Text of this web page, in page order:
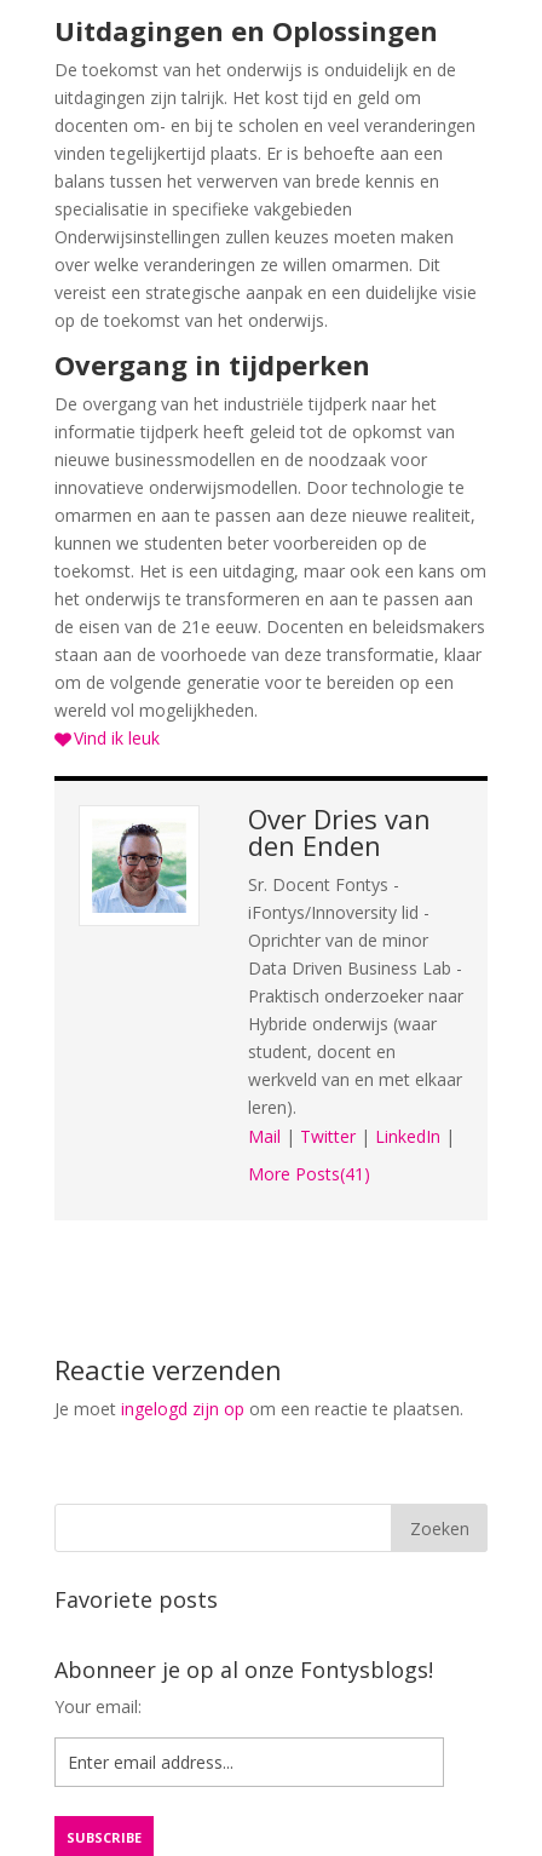
Uitdagingen en Oplossingen
De toekomst van het onderwijs is onduidelijk en de
uitdagingen zijn talrijk. Het kost tijd en geld om
docenten om- en bij te scholen en veel veranderingen
vinden tegelijkertijd plaats. Er is behoefte aan een
balans tussen het verwerven van brede kennis en
specialisatie in specifieke vakgebieden
Onderwijsinstellingen zullen keuzes moeten maken
over welke veranderingen ze willen omarmen. Dit
vereist een strategische aanpak en een duidelijke visie
op de toekomst van het onderwijs.
Overgang in tijdperken
De overgang van het industriële tijdperk naar het
informatie tijdperk heeft geleid tot de opkomst van
nieuwe businessmodellen en de noodzaak voor
innovatieve onderwijsmodellen. Door technologie te
omarmen en aan te passen aan deze nieuwe realiteit,
kunnen we studenten beter voorbereiden op de
toekomst. Het is een uitdaging, maar ook een kans om
het onderwijs te transformeren en aan te passen aan
de eisen van de 21e eeuw. Docenten en beleidsmakers
staan aan de voorhoede van deze transformatie, klaar
om de volgende generatie voor te bereiden op een
wereld vol mogelijkheden.
Vind ik leuk
Over Dries van
den Enden
Sr. Docent Fontys -
iFontys/Innoversity lid -
Oprichter van de minor
Data Driven Business Lab -
Praktisch onderzoeker naar
Hybride onderwijs (waar
student, docent en
werkveld van en met elkaar
leren).
Mail | Twitter| LinkedIn |
More Posts(41)
Reactie verzenden
Je moet ingelogd zijn op om een reactie te plaatsen.
Favoriete posts
Abonneer je op al onze Fontysblogs!
Your email: